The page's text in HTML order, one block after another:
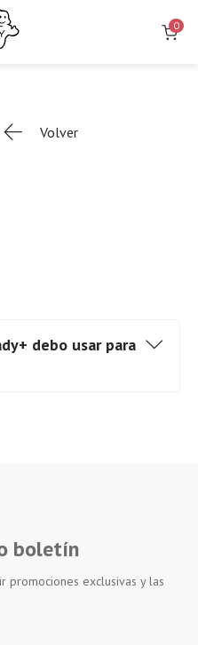
0
Volver
debo usar para
boletín
promociones exclusivas y las